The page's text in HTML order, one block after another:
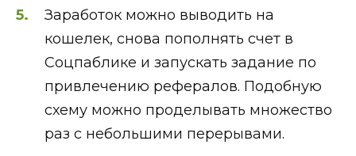
Заработок можно выводить на
кошелек, снова пополнять счет в
Соцпаблике и запускать задание по
привлечению рефералов. Подобную
схему можно проделывать множество
раз с небольшими перерывами.